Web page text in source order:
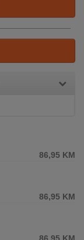
86,95 KM
86,95 KM